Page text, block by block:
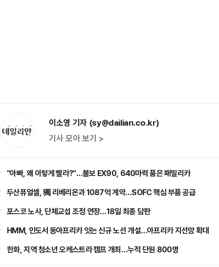
이소영 기자 (sy@dailian.co.kr)
기사 모아 보기 >
"아빠, 왜 이렇게 빨라?"…볼보 EX90, 640마력 품은 패밀리카
두산퓨얼셀, 獨 리베리온과 1087억 계약…SOFC 핵심 부품 공급
포스코 노사, 단체교섭 조정 연장…18일 최종 담판
HMM, 인도서 동아프리카 잇는 신규 노선 개설…아프리카 지선망 확대
한화, 지역 청소년 오케스트라 캠프 개최…누적 단원 800명